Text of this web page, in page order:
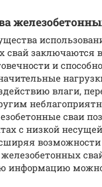
свай заключаются
и
влаги,
сваи
с низкой
возможности
информацию